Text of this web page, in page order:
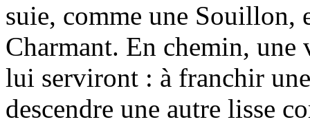
suie, comme une Souillon,
Charmant. En chemin,
lui serviront : à franchir
descendre une autre lisse